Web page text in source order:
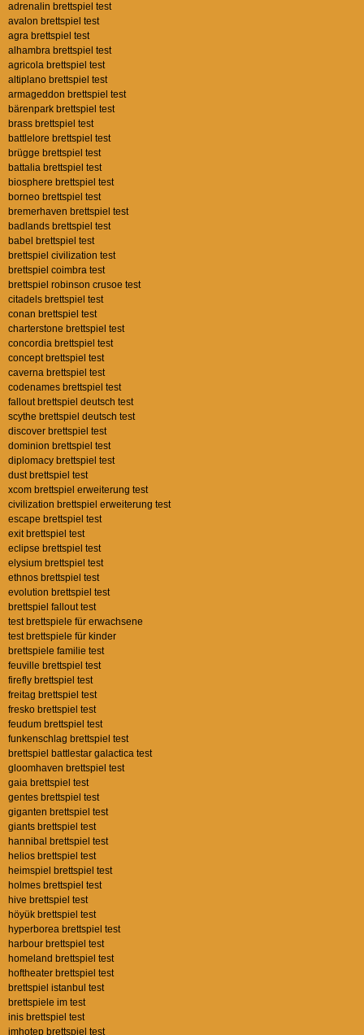
adrenalin brettspiel test
avalon brettspiel test
agra brettspiel test
alhambra brettspiel test
agricola brettspiel test
altiplano brettspiel test
armageddon brettspiel test
bärenpark brettspiel test
brass brettspiel test
battlelore brettspiel test
brügge brettspiel test
battalia brettspiel test
biosphere brettspiel test
borneo brettspiel test
bremerhaven brettspiel test
badlands brettspiel test
babel brettspiel test
brettspiel civilization test
brettspiel coimbra test
brettspiel robinson crusoe test
citadels brettspiel test
conan brettspiel test
charterstone brettspiel test
concordia brettspiel test
concept brettspiel test
caverna brettspiel test
codenames brettspiel test
fallout brettspiel deutsch test
scythe brettspiel deutsch test
discover brettspiel test
dominion brettspiel test
diplomacy brettspiel test
dust brettspiel test
xcom brettspiel erweiterung test
civilization brettspiel erweiterung test
escape brettspiel test
exit brettspiel test
eclipse brettspiel test
elysium brettspiel test
ethnos brettspiel test
evolution brettspiel test
brettspiel fallout test
test brettspiele für erwachsene
test brettspiele für kinder
brettspiele familie test
feuville brettspiel test
firefly brettspiel test
freitag brettspiel test
fresko brettspiel test
feudum brettspiel test
funkenschlag brettspiel test
brettspiel battlestar galactica test
gloomhaven brettspiel test
gaia brettspiel test
gentes brettspiel test
giganten brettspiel test
giants brettspiel test
hannibal brettspiel test
helios brettspiel test
heimspiel brettspiel test
holmes brettspiel test
hive brettspiel test
höyük brettspiel test
hyperborea brettspiel test
harbour brettspiel test
homeland brettspiel test
hoftheater brettspiel test
brettspiel istanbul test
brettspiele im test
inis brettspiel test
imhotep brettspiel test